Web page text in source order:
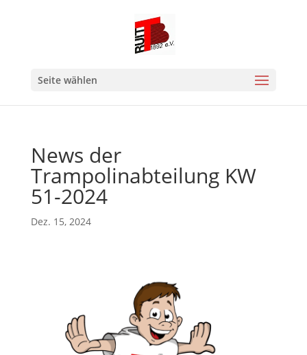
Seite wählen
News der
Trampolinabteilung KW
51-2024
Dez. 15, 2024